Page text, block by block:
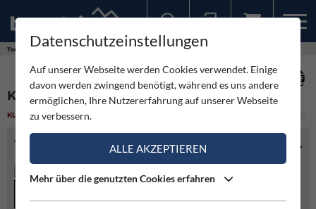
Touren
KARIN
KLETTERGARTEN
TOURENINFO
Datenschutzeinstellungen
Auf unserer Webseite werden Cookies verwendet. Einige
davon werden zwingend benötigt, während es uns andere
ermöglichen, Ihre Nutzererfahrung auf unserer Webseite
zu verbessern.
ALLE AKZEPTIEREN
Mehr über die genutzten Cookies erfahren